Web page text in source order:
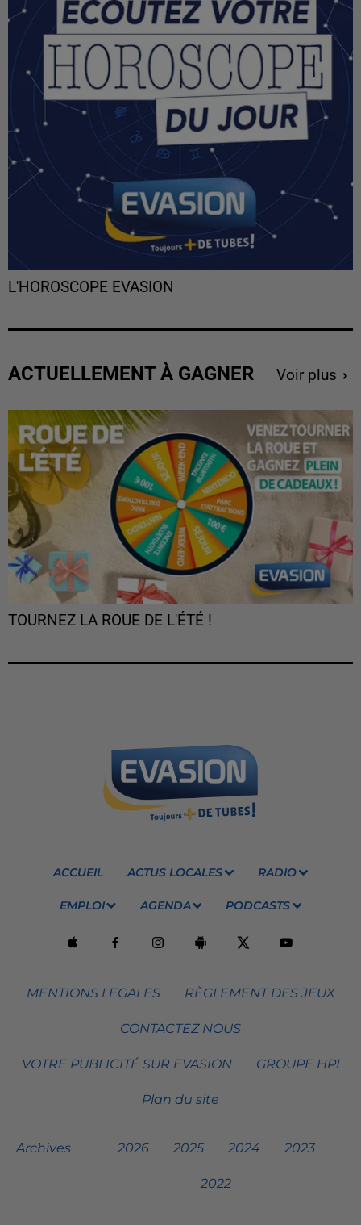
L'HOROSCOPE EVASION
ACTUELLEMENT À GAGNER Voir plus
TOURNEZ LA ROUE DE L'ÉTÉ !
ACCUEIL ACTUS LOCALES RADIO
EMPLOI AGENDA PODCASTS
MENTIONS LEGALES RÈGLEMENT DES JEUX
CONTACTEZ NOUS
VOTRE PUBLICITÉ SUR EVASION GROUPE HPI
Plan du site
Archives 2026 2025 2024 2023
2022